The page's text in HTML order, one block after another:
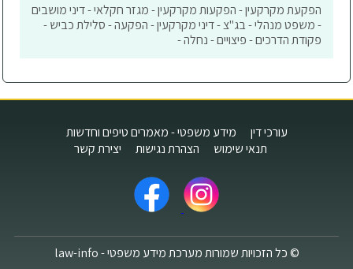
הפקעת מקרקעין - הפקעות מקרקעין - מגזר חקלאי - דיני מושבים
- משפט מנהלי - בג"צ - דיני מקרקעין - הפקעה - סלילת כביש -
פקודת הדרכים - פיצויים - נחלה -
עורכי דין
מידע משפטי - מאמרים טיפים וחדשות
תנאי שימוש
הצהרת נגישות יצירת קשר
© כל הזכויות שמורות מערכת מידע משפטי - law-info